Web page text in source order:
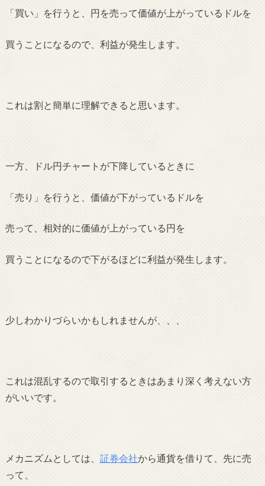
「買い」を行うと、円を売って価値が上がっているドルを
買うことになるので、利益が発生します。
これは割と簡単に理解できると思います。
一方、ドル円チャートが下降しているときに
「売り」を行うと、価値が下がっているドルを
売って、相対的に価値が上がっている円を
買うことになるので下がるほどに利益が発生します。
少しわかりづらいかもしれませんが、、、
これは混乱するので取引するときはあまり深く考えない方
がいいです。
メカニズムとしては、 証券会社から通貨を借りて、先に売
って、